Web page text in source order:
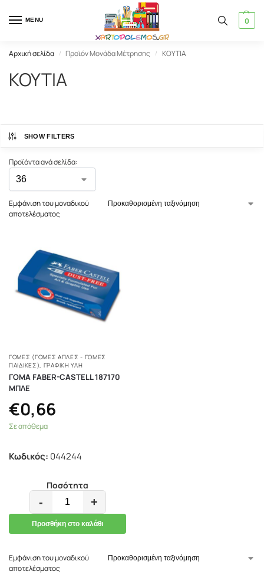
MENU 0
Αρχική σελίδα / Προϊόν Μονάδα Μέτρησης / ΚΟΥΤΙΑ
ΚΟΥΤΙΑ
SHOW FILTERS
Εμφάνιση του μοναδικού
αποτελέσματος
Προϊόντα ανά σελίδα:
ΓΌΜΕΣ (ΓΌΜΕΣ ΑΠΛΈΣ - ΓΌΜΕΣ
ΠΑΙΔΙΚΈΣ), ΓΡΑΦΙΚΗ ΥΛΗ
ΓΟΜΑ FABER-CASTELL 187170
ΜΠΛΕ
€0,66
Σε απόθεμα
Κωδικός: 044244
Ποσότητα
- +
Προσθήκη στο καλάθι
Εμφάνιση του μοναδικού
αποτελέσματος